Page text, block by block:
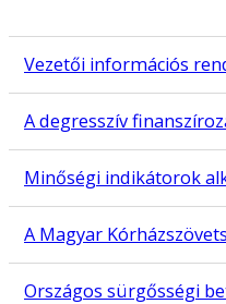
Vezetői információs
A degresszív
Minőségi indikátorok
A Magyar
Országos sürgősségi